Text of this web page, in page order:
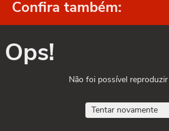
Confira também:
Ops!
Não foi possível
Tentar novamente